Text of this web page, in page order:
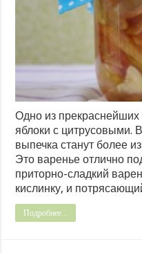
Одно из
яблоки с
выпечка станут более
Это варенье отлично
приторно-сладкий
кислинку, и
Подробнее...